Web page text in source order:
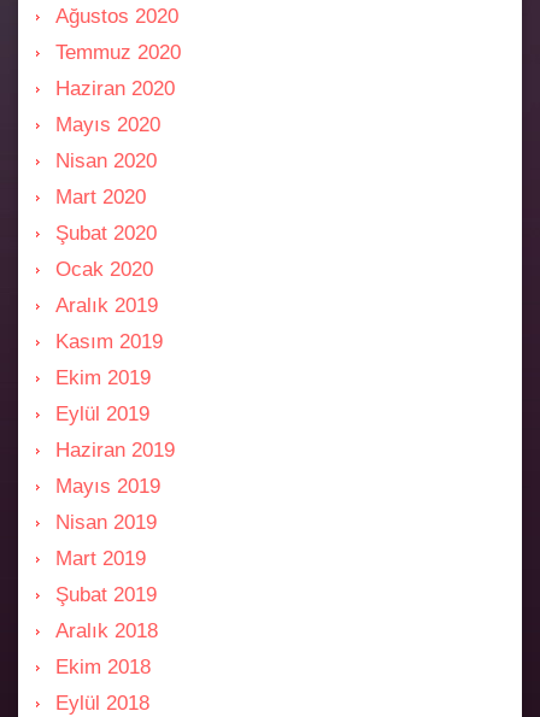
Ağustos 2020
Temmuz 2020
Haziran 2020
Mayıs 2020
Nisan 2020
Mart 2020
Şubat 2020
Ocak 2020
Aralık 2019
Kasım 2019
Ekim 2019
Eylül 2019
Haziran 2019
Mayıs 2019
Nisan 2019
Mart 2019
Şubat 2019
Aralık 2018
Ekim 2018
Eylül 2018